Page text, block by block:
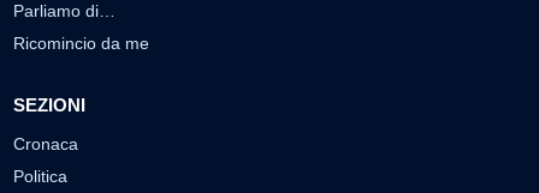
Parliamo di…
Ricomincio da me
SEZIONI
Cronaca
Politica